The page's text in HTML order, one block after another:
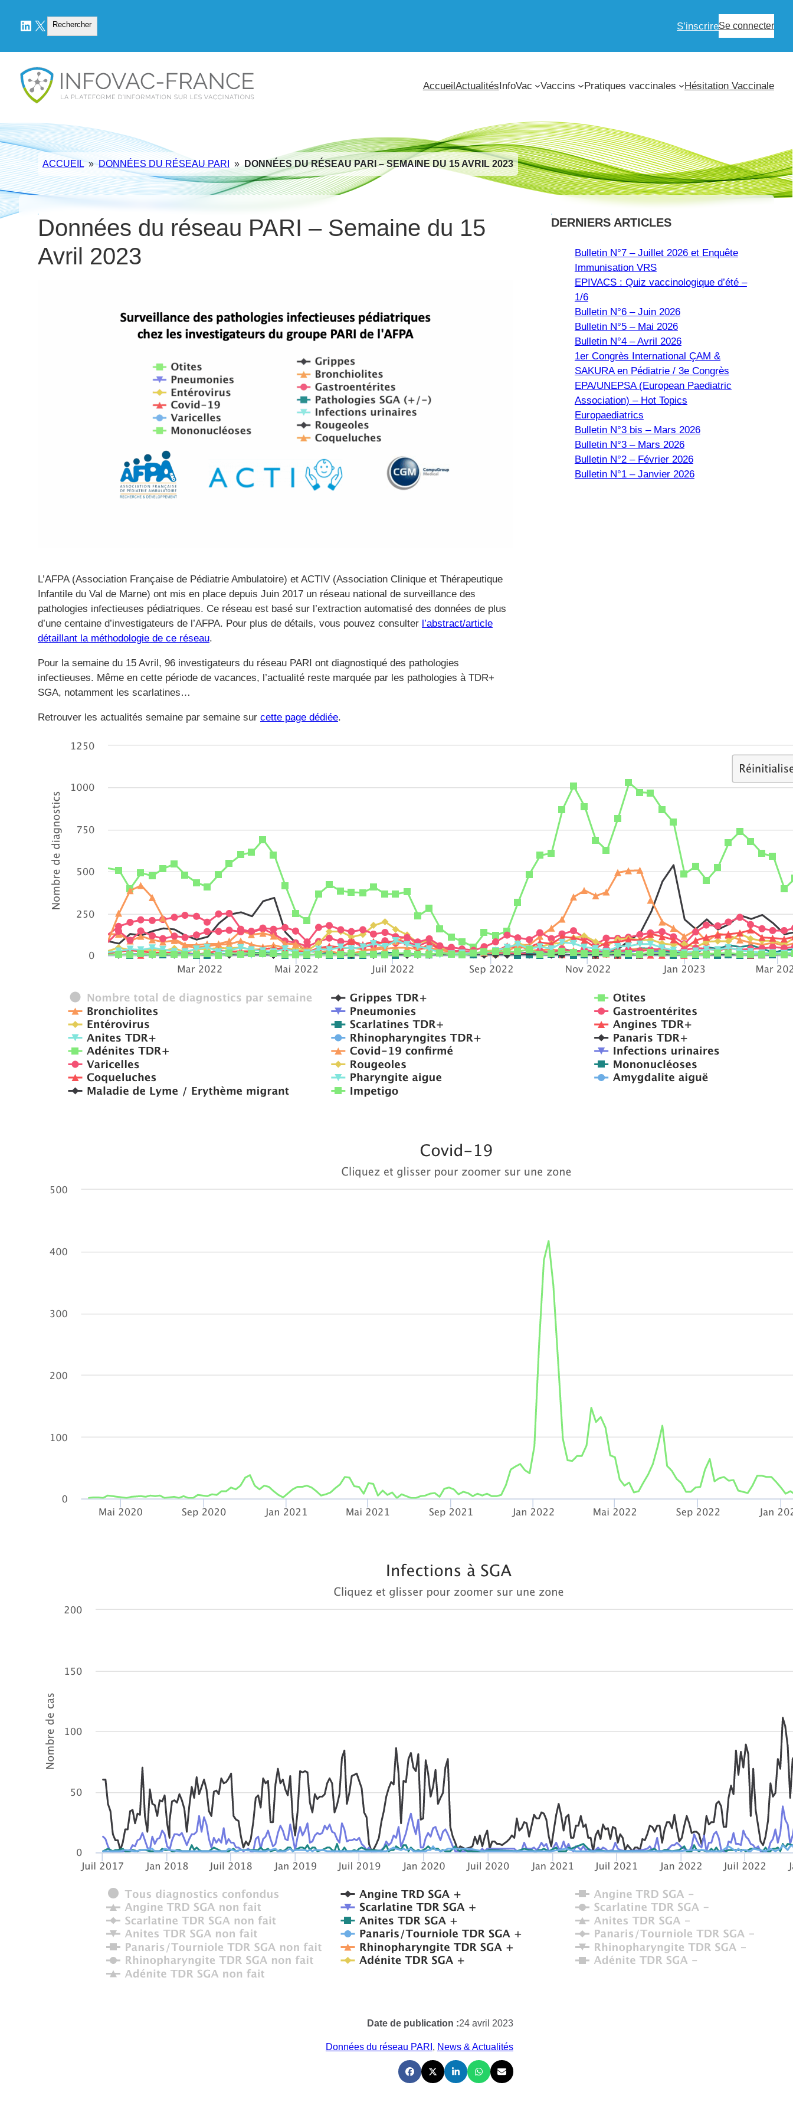
LinkedIn
X Rechercher
Rechercher S’inscrireSe connecter
AccueilActualitésInfoVac Vaccins Pratiques vaccinales Hésitation Vaccinale
ACCUEIL » DONNÉES DU RÉSEAU PARI » DONNÉES DU RÉSEAU PARI – SEMAINE DU 15 AVRIL 2023
Données du réseau PARI – Semaine du 15
Avril 2023
L’AFPA (Association Française de Pédiatrie Ambulatoire) et ACTIV (Association Clinique et Thérapeutique
Infantile du Val de Marne) ont mis en place depuis Juin 2017 un réseau national de surveillance des
pathologies infectieuses pédiatriques. Ce réseau est basé sur l’extraction automatisé des données de plus
d’une centaine d’investigateurs de l’AFPA. Pour plus de détails, vous pouvez consulter l’abstract/article
détaillant la méthodologie de ce réseau.
Pour la semaine du 15 Avril, 96 investigateurs du réseau PARI ont diagnostiqué des pathologies
infectieuses. Même en cette période de vacances, l’actualité reste marquée par les pathologies à TDR+
SGA, notamment les scarlatines…
Retrouver les actualités semaine par semaine sur cette page dédiée.
Date de publication :24 avril 2023
Données du réseau PARI , News & Actualités
DERNIERS ARTICLES
Bulletin N°7 – Juillet 2026 et Enquête
Immunisation VRS
EPIVACS : Quiz vaccinologique d’été –
1/6
Bulletin N°6 – Juin 2026
Bulletin N°5 – Mai 2026
Bulletin N°4 – Avril 2026
1er Congrès International ÇAM &
SAKURA en Pédiatrie / 3e Congrès
EPA/UNEPSA (European Paediatric
Association) – Hot Topics
Europaediatrics
Bulletin N°3 bis – Mars 2026
Bulletin N°3 – Mars 2026
Bulletin N°2 – Février 2026
Bulletin N°1 – Janvier 2026